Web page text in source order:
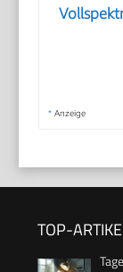
* Anzeige
TOP-